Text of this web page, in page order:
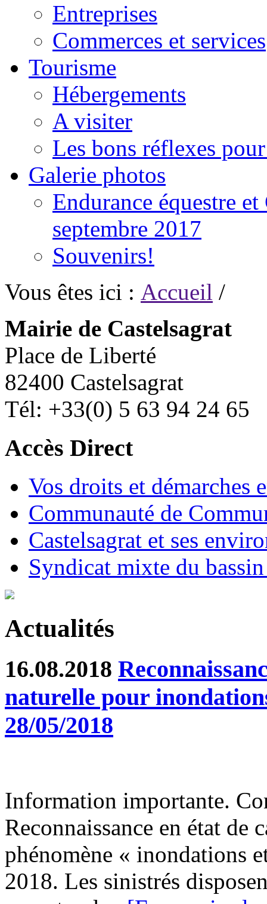
Entreprises
Commerces et services
Tourisme
Hébergements
A visiter
Les bons réflexes
Galerie photos
Endurance équestre
septembre 2017
Souvenirs!
Vous êtes ici : Accueil /
Mairie de Castelsagrat
Place de Liberté
82400 Castelsagrat
Tél: +33(0) 5 63 94 24 65
Accès Direct
Vos droits et démarches
Communauté de
Castelsagrat et ses
Syndicat mixte du
Actualités
16.08.2018
naturelle pour
28/05/2018
Information importante.
Reconnaissance en état de
phénomène « inondations
2018. Les sinistrés